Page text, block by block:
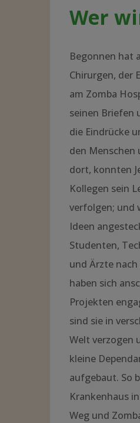
Wer
Begonnen hat
Chirurgen, der
am Zomba
seinen Briefen
die Eindrücke
den
dort, konnten
Kollegen sein
verfolgen; und
Ideen
Studenten,
und Ärzte
haben sich
Projekten
sind sie in
Welt verzogen
kleine
aufgebaut. So
Krankenhaus
Weg und